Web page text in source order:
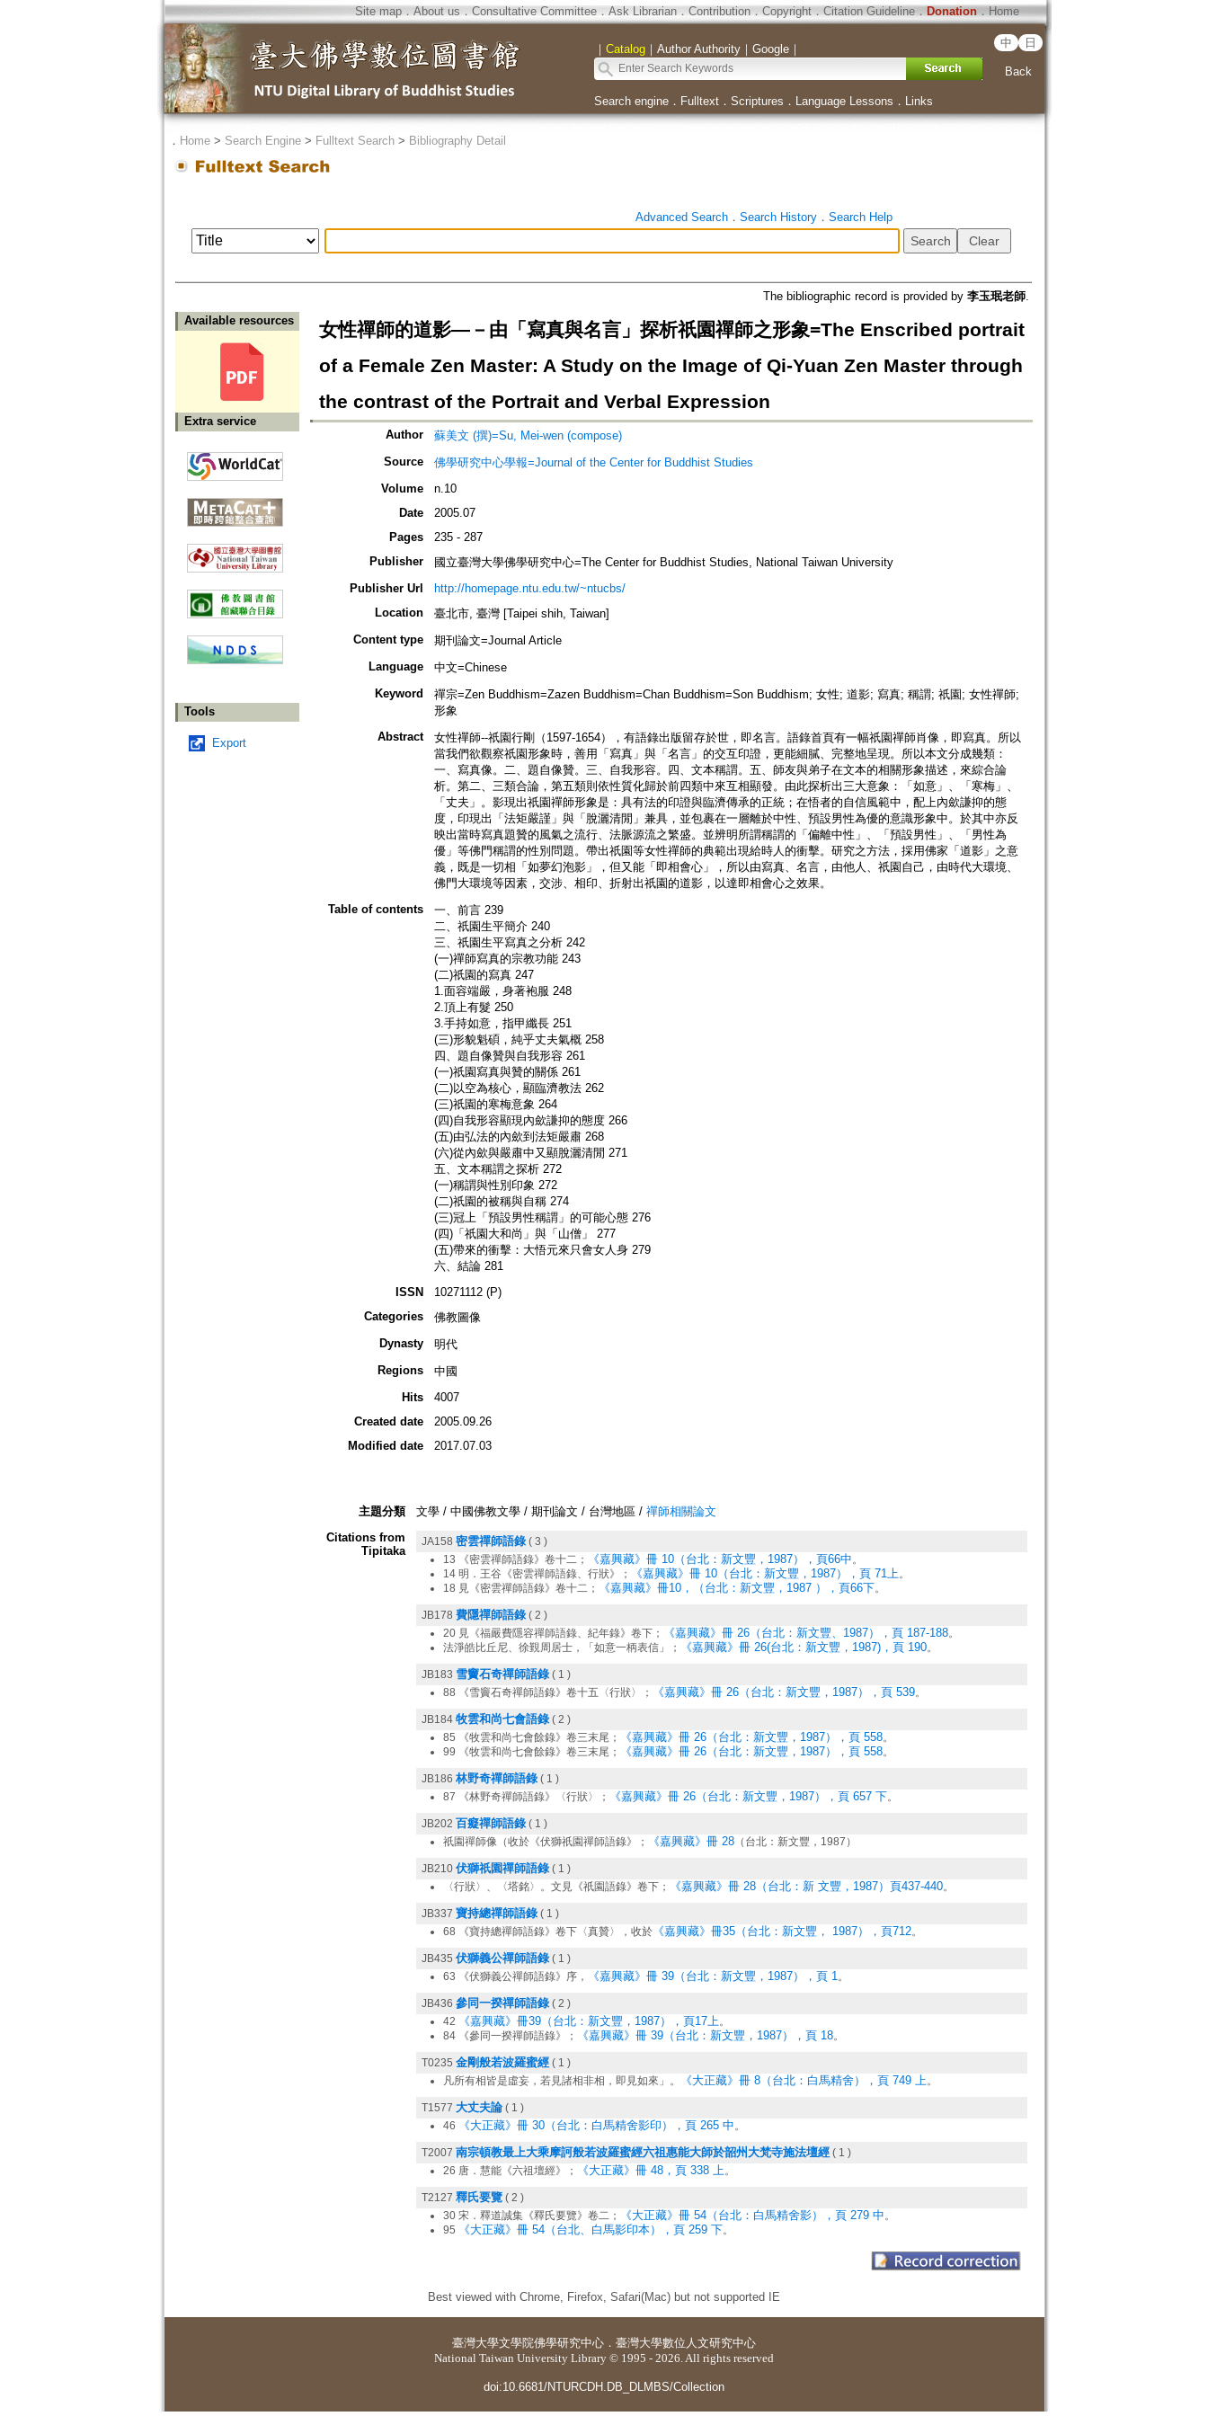
Site map．About us ． Consultative Committee． Ask Librarian． Contribution．Copyright．Citation Guideline． Donation．Home
｜ Catalog｜ Author Authority｜ Google｜ 中 日
Back
Search engine． Fulltext． Scriptures ． Language Lessons ． Links
． Home> Search Engine> Fulltext Search> Bibliography Detail
Advanced Search． Search History． Search Help
The bibliographic record is provided by 李玉珉老師.
Available resources
Extra service
Tools
Export
女性禪師的道影—－由「寫真與名言」探析祇園禪師之形象=The Enscribed portrait
of a Female Zen Master: A Study on the Image of Qi-Yuan Zen Master through
the contrast of the Portrait and Verbal Expression
Author
蘇美文 (撰)=Su, Mei-wen (compose)
Source
佛學研究中心學報=Journal of the Center for Buddhist Studies
Volume
n.10
Date
2005.07
Pages
235 - 287
Publisher
國立臺灣大學佛學研究中心=The Center for Buddhist Studies, National Taiwan University
Publisher Url
http://homepage.ntu.edu.tw/~ntucbs/
Location
臺北市, 臺灣 [Taipei shih, Taiwan]
Content type
期刊論文=Journal Article
Language
中文=Chinese
Keyword
禪宗=Zen Buddhism=Zazen Buddhism=Chan Buddhism=Son Buddhism; 女性; 道影; 寫真; 稱謂; 祇園; 女性禪師;
形象
Abstract
女性禪師--祇園行剛（1597-1654），有語錄出版留存於世，即名言。語錄首頁有一幅祇園禪師肖像，即寫真。所以
當我們欲觀察祇園形象時，善用「寫真」與「名言」的交互印證，更能細膩、完整地呈現。所以本文分成幾類：
一、寫真像。二、題自像贊。三、自我形容。四、文本稱謂。五、師友與弟子在文本的相關形象描述，來綜合論
析。第二、三類合論，第五類則依性質化歸於前四類中來互相顯發。由此探析出三大意象：「如意」、「寒梅」、
「丈夫」。影現出祇園禪師形象是：具有法的印證與臨濟傳承的正統；在悟者的自信風範中，配上內歛謙抑的態
度，印現出「法矩嚴謹」與「脫灑清閒」兼具，並包裹在一層離於中性、預設男性為優的意識形象中。於其中亦反
映出當時寫真題贊的風氣之流行、法脈源流之繁盛。並辨明所謂稱謂的「偏離中性」、「預設男性」、「男性為
優」等佛門稱謂的性別問題。帶出祇園等女性禪師的典範出現給時人的衝擊。研究之方法，採用佛家「道影」之意
義，既是一切相「如夢幻泡影」，但又能「即相會心」，所以由寫真、名言，由他人、祇園自己，由時代大環境、
佛門大環境等因素，交涉、相印、折射出祇園的道影，以達即相會心之效果。
Table of contents
一、前言 239
二、祇園生平簡介 240
三、祇園生平寫真之分析 242
(一)禪師寫真的宗教功能 243
(二)祇園的寫真 247
1.面容端嚴，身著袍服 248
2.頂上有髮 250
3.手持如意，指甲纖長 251
(三)形貌魁碩，純乎丈夫氣概 258
四、題自像贊與自我形容 261
(一)祇園寫真與贊的關係 261
(二)以空為核心，顯臨濟教法 262
(三)祇園的寒梅意象 264
(四)自我形容顯現內歛謙抑的態度 266
(五)由弘法的內歛到法矩嚴肅 268
(六)從內歛與嚴肅中又顯脫灑清閒 271
五、文本稱謂之探析 272
(一)稱謂與性別印象 272
(二)祇園的被稱與自稱 274
(三)冠上「預設男性稱謂」的可能心態 276
(四)「祇園大和尚」與「山僧」 277
(五)帶來的衝擊：大悟元來只會女人身 279
六、結論 281
ISSN
10271112 (P)
Categories
佛教圖像
Dynasty
明代
Regions
中國
Hits
4007
Created date
2005.09.26
Modified date
2017.07.03
主題分類 文學 / 中國佛教文學 / 期刊論文 / 台灣地區 / 禪師相關論文
Citations from
Tipitaka
JA158 密雲禪師語錄( 3 )
13 《密雲禪師語錄》卷十二；
《嘉興藏》冊 10（台北：新文豐，1987），頁66中。
14 明．王谷《密雲禪師語錄、行狀》；
《嘉興藏》冊 10（台北：新文豐，1987），頁 71上。
18 見《密雲禪師語錄》卷十二；
《嘉興藏》冊10，（台北：新文豐，1987 ），頁66下。
JB178 費隱禪師語錄( 2 )
20 見《福嚴費隱容禪師語錄、紀年錄》卷下；
《嘉興藏》冊 26（台北：新文豐、1987），頁 187-188。
法淨皓比丘尼、徐覲周居士，「如意一柄表信」；
《嘉興藏》冊 26(台北：新文豐，1987)，頁 190。
JB183 雪竇石奇禪師語錄( 1 )
88 《雪竇石奇禪師語錄》卷十五〈行狀〉；
《嘉興藏》冊 26（台北：新文豐，1987），頁 539。
JB184 牧雲和尚七會語錄( 2 )
85 《牧雲和尚七會餘錄》卷三末尾；
《嘉興藏》冊 26（台北：新文豐，1987），頁 558。
99 《牧雲和尚七會餘錄》卷三末尾；
《嘉興藏》冊 26（台北：新文豐，1987），頁 558。
JB186 林野奇禪師語錄( 1 )
87 《林野奇禪師語錄》〈行狀〉；
《嘉興藏》冊 26（台北：新文豐，1987），頁 657 下。
JB202 百癡禪師語錄( 1 )
祇園禪師像（收於《伏獅祇園禪師語錄》；
《嘉興藏》冊 28（台北：新文豐，1987）
JB210 伏獅祇園禪師語錄( 1 )
〈行狀〉、〈塔銘〉。文見《祇園語錄》卷下；
《嘉興藏》冊 28（台北：新 文豐，1987）頁437-440。
JB337 寶持總禪師語錄( 1 )
68 《寶持總禪師語錄》卷下〈真贊〉，收於《嘉興藏》冊35（台北：新文豐， 1987），頁712。
JB435 伏獅義公禪師語錄( 1 )
63 《伏獅義公禪師語錄》序，
《嘉興藏》冊 39（台北：新文豐，1987），頁 1。
JB436 參同一揆禪師語錄( 2 )
42
《嘉興藏》冊39（台北：新文豐，1987），頁17上。
84 《參同一揆禪師語錄》；
《嘉興藏》冊 39（台北：新文豐，1987），頁 18。
T0235 金剛般若波羅蜜經( 1 )
凡所有相皆是虛妄，若見諸相非相，即見如來」。
《大正藏》冊 8（台北：白馬精舍），頁 749 上。
T1577 大丈夫論( 1 )
46
《大正藏》冊 30（台北：白馬精舍影印），頁 265 中。
T2007 南宗頓教最上大乘摩訶般若波羅蜜經六祖惠能大師於韶州大梵寺施法壇經( 1 )
26 唐．慧能《六祖壇經》；
《大正藏》冊 48，頁 338 上。
T2127 釋氏要覽( 2 )
30 宋．釋道誠集《釋氏要覽》卷二；
《大正藏》冊 54（台北：白馬精舍影），頁 279 中。
95
《大正藏》冊 54（台北、白馬影印本），頁 259 下。
Best viewed with Chrome, Firefox, Safari(Mac) but not supported IE
臺灣大學文學院佛學研究中心 ． 臺灣大學數位人文研究中心
National Taiwan University Library © 1995 - 2026. All rights reserved
doi:10.6681/NTURCDH.DB_DLMBS/Collection